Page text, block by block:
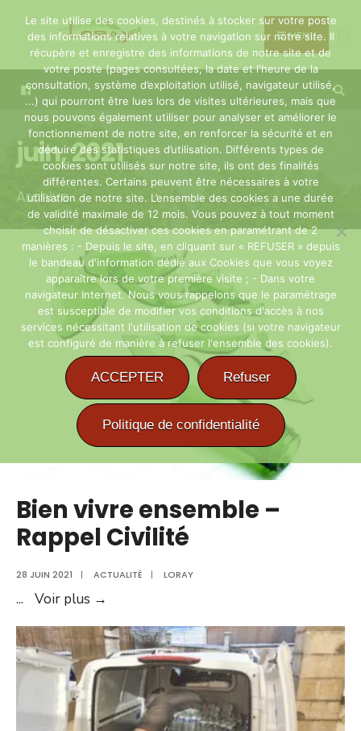
Skip
content
MENU
juin, 2021
Archive
Bien vivre ensemble –
Rappel Civilité
28 JUIN 2021 | ACTUALITÉ | LORAY
... Voir plus →
ensemble
–
Rappel
Civilité
for:
Le site utilise des cookies, destinés à stocker sur votre poste
des informations relatives à votre navigation sur notre site. Il
récupère et enregistre des informations de notre site et de
votre poste (pages consultées, la date et l'heure de la
consultation, système d’exploitation utilisé, navigateur utilisé,
...) qui pourront être lues lors de visites ultérieures, mais que
nous pouvons également utiliser pour analyser et améliorer le
fonctionnement de notre site, en renforcer la sécurité et en
déduire des statistiques d’utilisation. Différents types de
cookies sont utilisés sur notre site, ils ont des finalités
différentes. Certains peuvent être nécessaires à votre
utilisation de notre site. L’ensemble des cookies a une durée
de validité maximale de 12 mois. Vous pouvez à tout moment
choisir de désactiver ces cookies en paramétrant de 2
manières : - Depuis le site, en cliquant sur « REFUSER » depuis
le bandeau d'information dédié aux Cookies que vous voyez
apparaître lors de votre première visite ; - Dans votre
navigateur Internet. Nous vous rappelons que le paramétrage
est susceptible de modifier vos conditions d'accès à nos
services nécessitant l'utilisation de cookies (si votre navigateur
est configuré de manière à refuser l'ensemble des cookies).
ACCEPTER Refuser
Politique de confidentialité